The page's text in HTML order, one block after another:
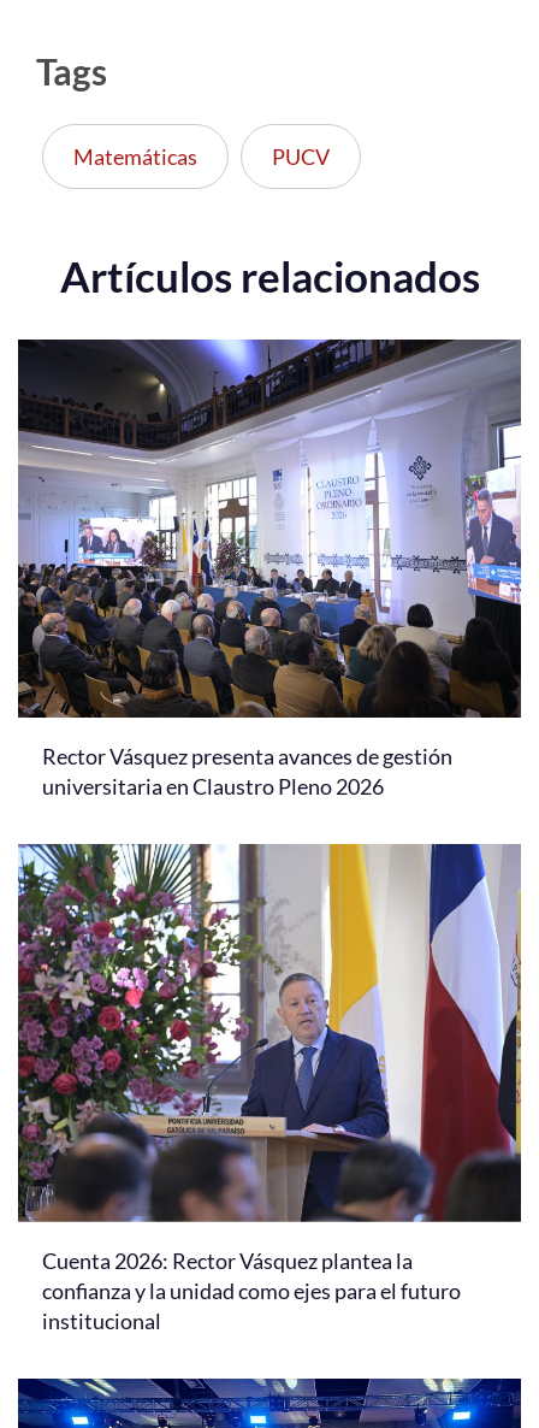
Tags
Matemáticas PUCV
Artículos relacionados
Rector Vásquez presenta avances de gestión
universitaria en Claustro Pleno 2026
Cuenta 2026: Rector Vásquez plantea la
confianza y la unidad como ejes para el futuro
institucional